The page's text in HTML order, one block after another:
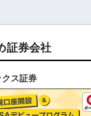
証券会社
クス証券